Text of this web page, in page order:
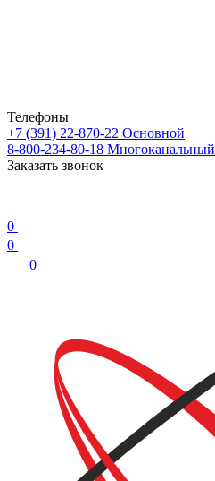
Телефоны
+7 (391) 22-870-22 Основной
8-800-234-80-18 Многоканальный
Заказать звонок
0
0
0